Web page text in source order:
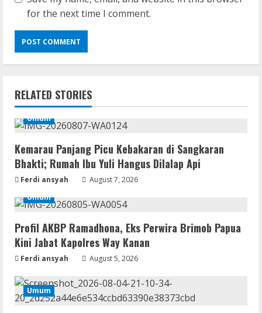
for the next time I comment.
RELATED STORIES
Umum
Kemarau Panjang Picu Kebakaran di Sangkaran
Bhakti; Rumah Ibu Yuli Hangus Dilalap Api
Ferdi ansyah
August 7, 2026
Umum
Profil AKBP Ramadhona, Eks Perwira Brimob Papua
Kini Jabat Kapolres Way Kanan
Ferdi ansyah August 5, 2026
Umum
2
Remux
August 7, 2026
Lan
Dune: Awakening FitGirl Repack +Patch
Direct Link 2026
August 7, 2026
Serialers
jv16 PowerTools Free[Activated]